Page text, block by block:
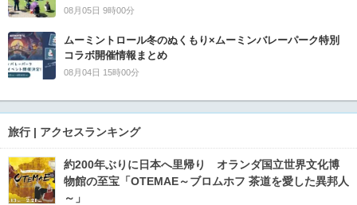
08月05日 9時00分
ムーミントロール冬のぬくもり×ムーミンバレーパーク特別
コラボ開催情報まとめ
08月04日 15時00分
旅行 | アクセスランキング
約200年ぶりに日本へ里帰り オランダ国立世界文化博
物館の至宝「OTEMAE～ブロムホフ 茶道を愛した異邦人
～」